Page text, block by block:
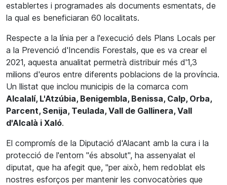
establertes i programades als documents esmentats, de
la qual es beneficiaran 60 localitats.
Respecte a la línia per a l'execució dels Plans Locals per
a la Prevenció d'Incendis Forestals, que es va crear el
2021, aquesta anualitat permetrà distribuir més d'1,3
milions d'euros entre diferents poblacions de la província.
Un llistat que inclou municipis de la comarca com
Alcalalí, L'Atzúbia, Benigembla, Benissa, Calp, Orba,
Parcent, Senija, Teulada, Vall de Gallinera, Vall
d'Alcalà i Xaló.
El compromís de la Diputació d'Alacant amb la cura i la
protecció de l'entorn "és absolut", ha assenyalat el
diputat, que ha afegit que, "per això, hem redoblat els
nostres esforços per mantenir les convocatòries que